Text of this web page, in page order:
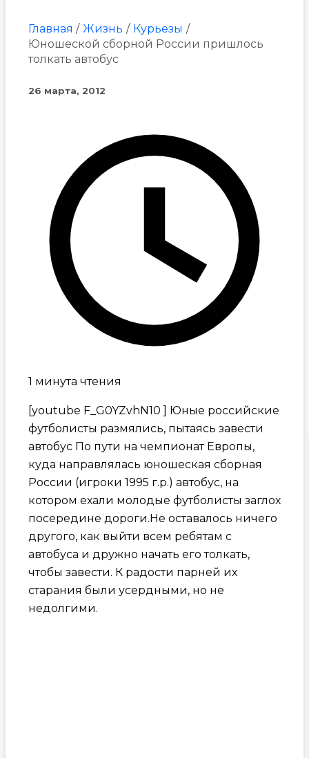
Главная Жизнь
Курьезы
Юношеской сборной России пришлось
толкать автобус
26 марта, 2012
1 минута чтения
[youtube F_G0YZvhN10 ] Юные российские
футболисты размялись, пытаясь завести
автобусПо пути на чемпионат Европы,
куда направлялась юношеская сборная
России (игроки 1995 г.р.) автобус, на
котором ехали молодые футболисты заглох
посередине дороги.Не оставалось ничего
другого, как выйти всем ребятам с
автобуса и дружно начать его толкать,
чтобы завести. К радости парней их
старания были усердными, но не
недолгими.